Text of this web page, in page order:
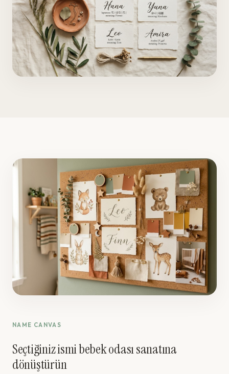
NAME CANVAS
Seçtiğiniz ismi bebek odası sanatına
dönüştürün